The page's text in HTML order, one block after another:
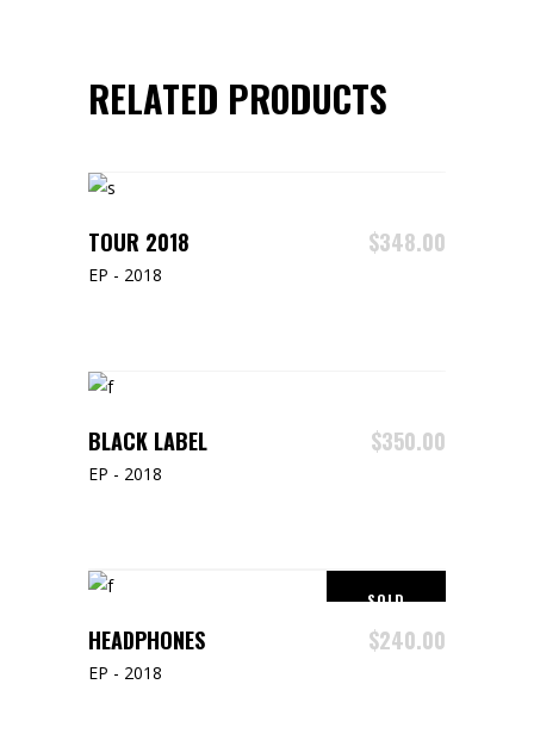
RELATED PRODUCTS
TOUR 2018 $348.00
EP - 2018
BLACK LABEL $350.00
EP - 2018
SOLD
HEADPHONES $240.00
EP - 2018